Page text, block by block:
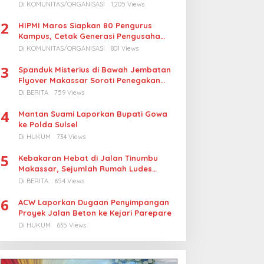
Turunkan Harga BBM Nelayan
Di KOMUNITAS/ORGANISASI 1,205 Views
2
HIPMI Maros Siapkan 80 Pengurus
Kampus, Cetak Generasi Pengusaha
Muda
Di KOMUNITAS/ORGANISASI 801 Views
3
Spanduk Misterius di Bawah Jembatan
Flyover Makassar Soroti Penegakan
Hukum Kasus Korupsi
Di BERITA 759 Views
4
Mantan Suami Laporkan Bupati Gowa
ke Polda Sulsel
Di HUKUM 734 Views
5
Kebakaran Hebat di Jalan Tinumbu
Makassar, Sejumlah Rumah Ludes
Terbakar, Penyebab Masih Diselidiki
Di BERITA 654 Views
6
ACW Laporkan Dugaan Penyimpangan
Proyek Jalan Beton ke Kejari Parepare
Di HUKUM 635 Views